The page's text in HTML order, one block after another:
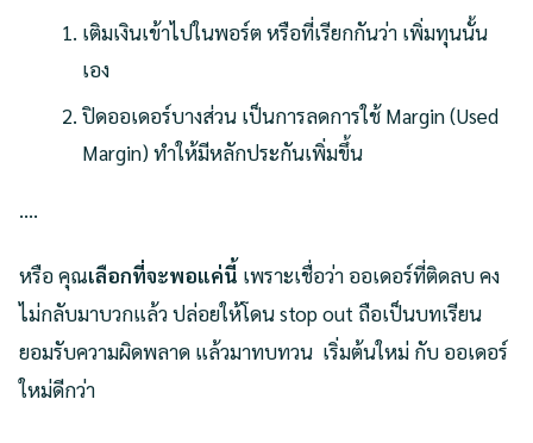
เติมเงินเข้าไปในพอร์ต หรือที่เรียกกันว่า เพิ่มทุนนั้น
เอง
ปิดออเดอร์บางส่วน เป็นการลดการใช้ Margin (Used
Margin) ทำให้มีหลักประกันเพิ่มขึ้น
….
หรือ คุณเลือกที่จะพอแค่นี้ เพราะเชื่อว่า ออเดอร์ที่ติดลบ คง
ไม่กลับมาบวกแล้ว ปล่อยให้โดน stop out ถือเป็นบทเรียน
ยอมรับความผิดพลาด แล้วมาทบทวน เริ่มต้นใหม่ กับ ออเดอร์
ใหม่ดีกว่า